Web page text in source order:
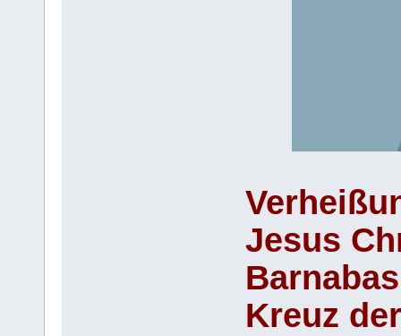
Jesus
Kreuz